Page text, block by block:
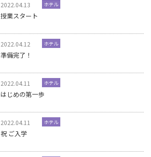
2022.04.13 ホテル
授業スタート
2022.04.12 ホテル
準備完了！
2022.04.11 ホテル
はじめの第一歩
2022.04.11 ホテル
祝 ご入学